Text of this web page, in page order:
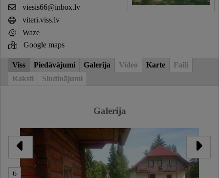
viesis66@inbox.lv
viteri.viss.lv
Waze
Google maps
Viss Piedāvājumi Galerija Video Karte
Faili
Raksti
Sludinājumi
Galerija
6